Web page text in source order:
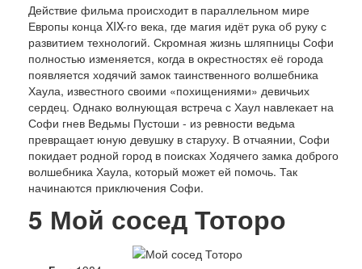
Действие фильма происходит в параллельном мире
Европы конца XIX-го века, где магия идёт рука об руку с
развитием технологий. Скромная жизнь шляпницы Софи
полностью изменяется, когда в окрестностях её города
появляется ходячий замок таинственного волшебника
Хаула, известного своими «похищениями» девичьих
сердец. Однако волнующая встреча с Хаул навлекает на
Софи гнев Ведьмы Пустоши - из ревности ведьма
превращает юную девушку в старуху. В отчаянии, Софи
покидает родной город в поисках Ходячего замка доброго
волшебника Хаула, который может ей помочь. Так
начинаются приключения Софи.
5 Мой сосед Тоторо